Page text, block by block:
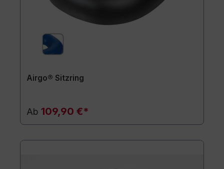
Airgo® Sitzring
Ab 109,90 €*